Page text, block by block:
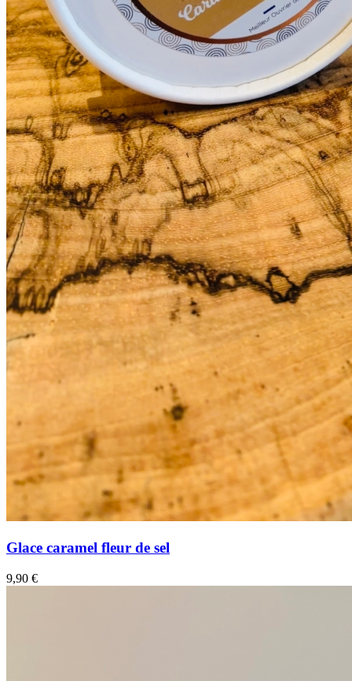
Glace caramel fleur de sel
9,90 €